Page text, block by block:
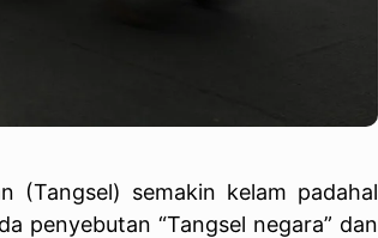
(Tangsel) semakin kelam padahal
penyebutan “Tangsel negara” dan